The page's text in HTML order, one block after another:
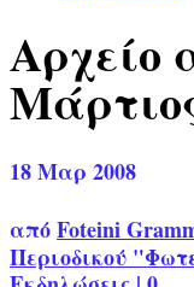
Αρχείο
18Μαρ 2008
απόFoteini
Περιοδικού